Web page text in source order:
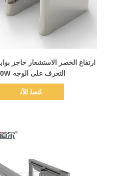
التعرف على الوجه 30W
ﺎﺘﺼﻟ ﺍﻶﻧ